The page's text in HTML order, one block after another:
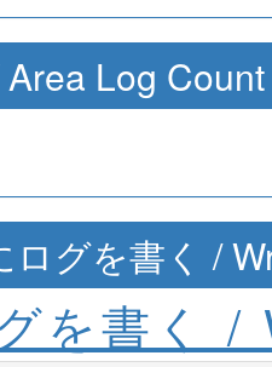
Log Count
グを書く /
を書く